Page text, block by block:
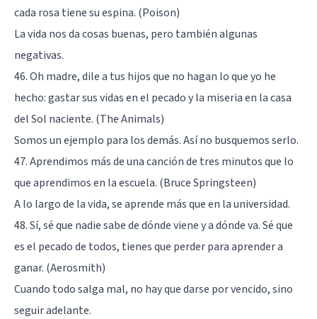
cada rosa tiene su espina. (Poison)
La vida nos da cosas buenas, pero también algunas
negativas.
46. Oh madre, dile a tus hijos que no hagan lo que yo he
hecho: gastar sus vidas en el pecado y la miseria en la casa
del Sol naciente. (The Animals)
Somos un ejemplo para los demás. Así no busquemos serlo.
47. Aprendimos más de una canción de tres minutos que lo
que aprendimos en la escuela. (Bruce Springsteen)
A lo largo de la vida, se aprende más que en la universidad.
48. Sí, sé que nadie sabe de dónde viene y a dónde va. Sé que
es el pecado de todos, tienes que perder para aprender a
ganar. (Aerosmith)
Cuando todo salga mal, no hay que darse por vencido, sino
seguir adelante.